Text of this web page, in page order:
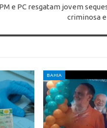
PM e PC resgatam jovem
criminosa
BAHIA